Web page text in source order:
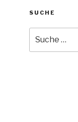
auf
anzeigen
SUCHE
nach: